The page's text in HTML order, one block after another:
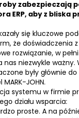
zabezpieczają
ERP, aby z bliska
się kluczowe
że doświadczenia
rozwiązanie, w
nas niezwykle
były głównie
MARK-JOHN.
systemu w firmie
działu
proste. A na